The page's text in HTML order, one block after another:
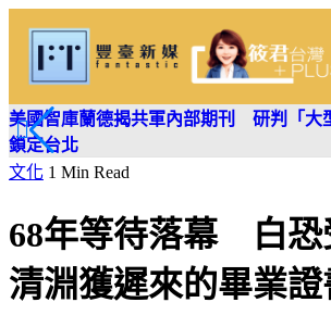
美國智庫蘭德揭共軍內部期刊 研判「大
鎖定台北
文化 1 Min Read
68年等待落幕 白恐
清淵獲遲來的畢業證